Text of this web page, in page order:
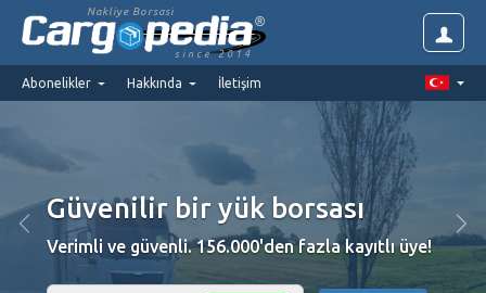
Nakliye Borsasi
since 2014
Abonelikler Hakkında İletişim
Güvenilir bir yük borsası
Verimli ve güvenli. 156.000'den fazla kayıtlı üye!